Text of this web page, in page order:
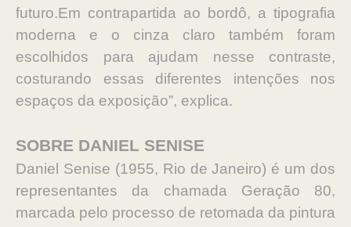
futuro.Em contrapartida ao bordô, a tipografia
moderna e o cinza claro também foram
escolhidos para ajudam nesse contraste,
costurando essas diferentes intenções nos
espaços da exposição”, explica.
SOBRE DANIEL SENISE
Daniel Senise (1955, Rio de Janeiro) é um dos
representantes da chamada Geração 80,
marcada pelo processo de retomada da pintura